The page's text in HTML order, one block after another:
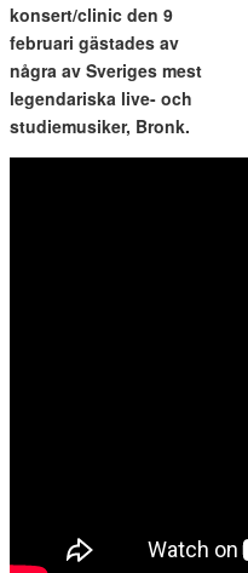
konsert/clinic den 9
februari gästades av
några av Sveriges mest
legendariska live- och
studiemusiker, Bronk.